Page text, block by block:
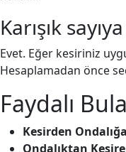
Karışık
Evet. Eğer kesiriniz
Hesaplamadan önce
Faydalı
Kesirden
Ondalıktan Kesire